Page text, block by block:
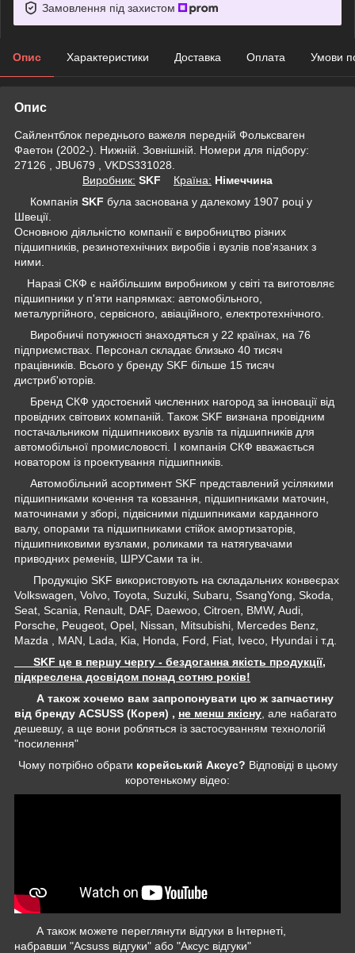
Замовлення під захистом
Опис Характеристики Доставка Оплата Умови
Опис
Сайлентблок переднього важеля передній Фольксваген
Фаетон (2002-). Нижній. Зовнішній. Номери для підбору:
27126 , JBU679 , VKDS331028.
Виробник: SKF Крaїна: Німеччина
Компанія SKF була заснована у далекому 1907 році у
Швеції.
Основною діяльністю компанії є виробництво різних
підшипників, резинотехнічних виробів і вузлів пов'язаних з
ними.
Наразі СКФ є найбільшим виробником у світі та виготовляє
підшипники у п'яти напрямках: автомобільного,
металургійного, сервісного, авіаційного, електротехнічного.
Виробничі потужності знаходяться у 22 країнах, на 76
підприємствах. Персонал складає близько 40 тисяч
працівників. Всього у бренду SKF більше 15 тисяч
дистриб'юторів.
Бренд СКФ удостоєний численних нагород за інновації від
провідних світових компаній. Також SKF визнана провідним
постачальником підшипникових вузлів та підшипників для
автомобільної промисловості. І компанія СКФ вважається
новатором із проектування підшипників.
Автомобільний асортимент SKF представлений усілякими
підшипниками кочення та ковзання, підшипниками маточин,
маточинами у зборі, підвісними підшипниками карданного
валу, опорами та підшипниками стійок амортизаторів,
підшипниковими вузлами, роликами та натягувачами
приводних ременів, ШРУСами та ін.
Продукцію SKF використовують на складальних конвеєрах
Volkswagen, Volvo, Toyota, Suzuki, Subaru, SsangYong, Skoda,
Seat, Scania, Renault, DAF, Daewoo, Citroen, BMW, Audi,
Porsche, Peugeot, Opel, Nissan, Mitsubishi, Mercedes Benz,
Mazda , MAN, Lada, Kia, Honda, Ford, Fiat, Iveco, Hyundai і т.д.
SKF це в першу чергу - бездоганна якість продукції,
підкреслена досвідом понад сотню років!
А також хочемо вам запропонувати цю ж запчастину
від бренду ACSUSS (Корея) , не менш якісну , але набагато
дешевшу, а ще вони робляться із застосуванням технологій
"посилення"
Чому потрібно обрати корейський Аксус? Відповіді в цьому
коротенькому відео:
А також можете переглянути відгуки в Інтернеті,
набравши "Acsuss відгуки" або "Аксус відгуки"